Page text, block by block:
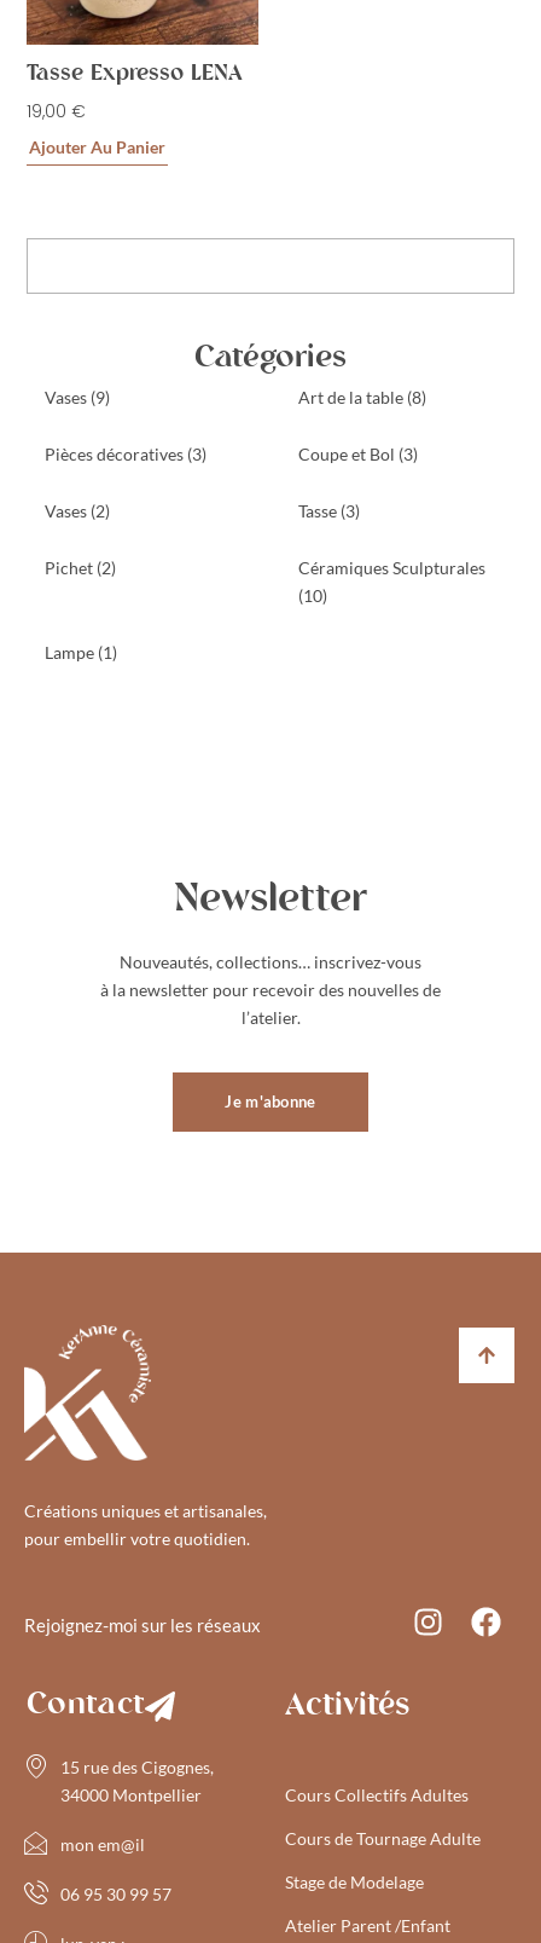
Tasse Expresso LENA
19,00€
Ajouter Au Panier
Catégories
Vases (9) Art de la table (8)
Pièces décoratives (3) Coupe et Bol (3)
Vases (2) Tasse (3)
Pichet (2)
Céramiques Sculpturales
(10)
Lampe (1)
Newsletter
Nouveautés, collections… inscrivez-vous
à la newsletter pour recevoir des nouvelles de
l’atelier.
Je m'abonne
Créations uniques et artisanales,
pour embellir votre quotidien.
Rejoignez-moi sur les réseaux
Contact
15 rue des Cigognes,
34000 Montpellier
mon em@il
06 95 30 99 57
Activités
Cours Collectifs Adultes
Cours de Tournage Adulte
Stage de Modelage
Atelier Parent /Enfant